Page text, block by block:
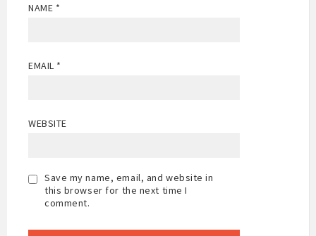
NAME *
EMAIL *
WEBSITE
Save my name, email, and website in
this browser for the next time I
comment.